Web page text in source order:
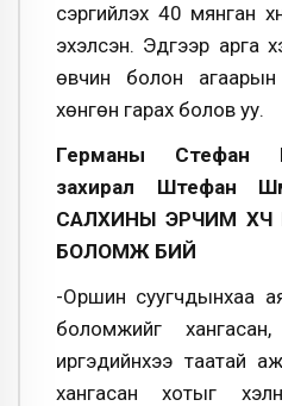
сэргийлэх 40 мянган
эхэлсэн. Эдгээр арга
өвчин болон
хөнгөн гарах болов уу.
Германы Стефан
захирал Штефан
САЛХИНЫ ЭРЧИМ ХҮЧ
БОЛОМЖ БИЙ
-Оршин суугчдынхаа
боломжийг
иргэдийнхээ таатай
хангасан хотыг